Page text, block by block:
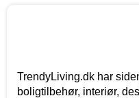
TrendyLiving.dk har
boligtilbehør, interiør,